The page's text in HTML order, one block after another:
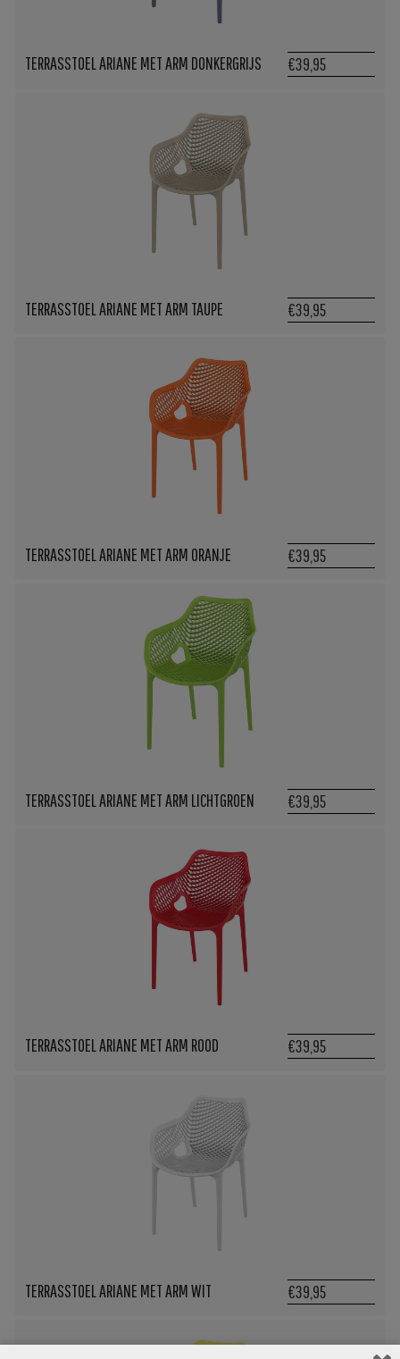
TERRASSTOEL ARIANE MET ARM DONKERGRIJS €39,95
TERRASSTOEL ARIANE MET ARM TAUPE €39,95
TERRASSTOEL ARIANE MET ARM ORANJE €39,95
TERRASSTOEL ARIANE MET ARM LICHTGROEN €39,95
TERRASSTOEL ARIANE MET ARM ROOD €39,95
TERRASSTOEL ARIANE MET ARM WIT €39,95